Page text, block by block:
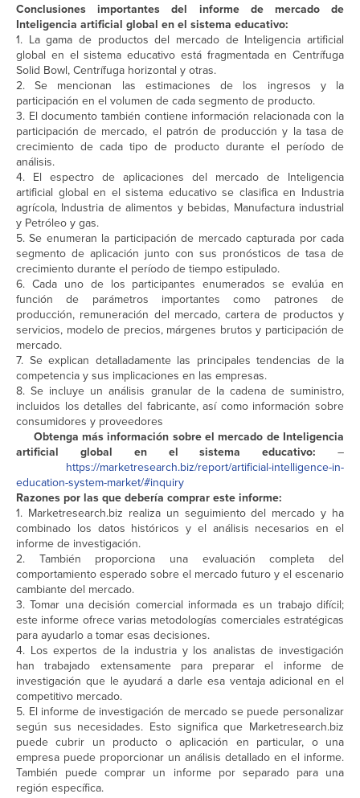
Conclusiones importantes del informe de mercado de
Inteligencia artificial global en el sistema educativo:
1. La gama de productos del mercado de Inteligencia artificial
global en el sistema educativo está fragmentada en Centrífuga
Solid Bowl, Centrífuga horizontal y otras.
2. Se mencionan las estimaciones de los ingresos y la
participación en el volumen de cada segmento de producto.
3. El documento también contiene información relacionada con la
participación de mercado, el patrón de producción y la tasa de
crecimiento de cada tipo de producto durante el período de
análisis.
4. El espectro de aplicaciones del mercado de Inteligencia
artificial global en el sistema educativo se clasifica en Industria
agrícola, Industria de alimentos y bebidas, Manufactura industrial
y Petróleo y gas.
5. Se enumeran la participación de mercado capturada por cada
segmento de aplicación junto con sus pronósticos de tasa de
crecimiento durante el período de tiempo estipulado.
6. Cada uno de los participantes enumerados se evalúa en
función de parámetros importantes como patrones de
producción, remuneración del mercado, cartera de productos y
servicios, modelo de precios, márgenes brutos y participación de
mercado.
7. Se explican detalladamente las principales tendencias de la
competencia y sus implicaciones en las empresas.
8. Se incluye un análisis granular de la cadena de suministro,
incluidos los detalles del fabricante, así como información sobre
consumidores y proveedores
Obtenga más información sobre el mercado de Inteligencia
artificial global en el sistema educativo: –
https://marketresearch.biz/report/artificial-intelligence-in-
education-system-market/#inquiry
Razones por las que debería comprar este informe:
1. Marketresearch.biz realiza un seguimiento del mercado y ha
combinado los datos históricos y el análisis necesarios en el
informe de investigación.
2. También proporciona una evaluación completa del
comportamiento esperado sobre el mercado futuro y el escenario
cambiante del mercado.
3. Tomar una decisión comercial informada es un trabajo difícil;
este informe ofrece varias metodologías comerciales estratégicas
para ayudarlo a tomar esas decisiones.
4. Los expertos de la industria y los analistas de investigación
han trabajado extensamente para preparar el informe de
investigación que le ayudará a darle esa ventaja adicional en el
competitivo mercado.
5. El informe de investigación de mercado se puede personalizar
según sus necesidades. Esto significa que Marketresearch.biz
puede cubrir un producto o aplicación en particular, o una
empresa puede proporcionar un análisis detallado en el informe.
También puede comprar un informe por separado para una
región específica.